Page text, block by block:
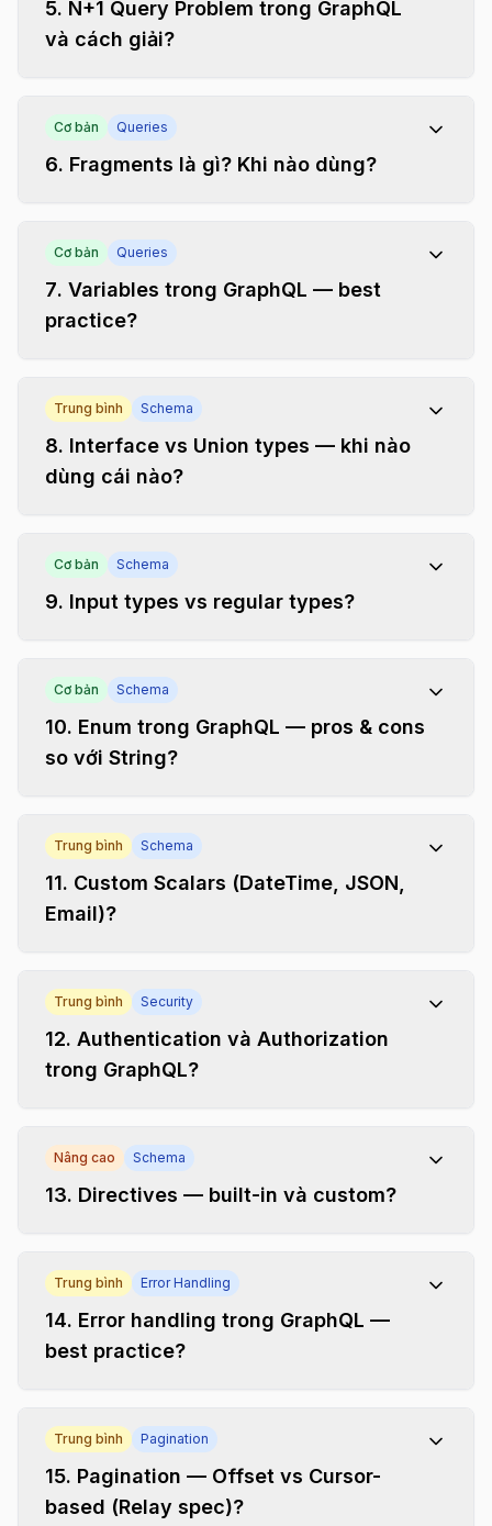
5. N+1 Query Problem trong GraphQL
và cách giải?
Cơ bản Queries
6. Fragments là gì? Khi nào dùng?
Cơ bản Queries
7. Variables trong GraphQL — best
practice?
Trung bình Schema
8. Interface vs Union types — khi nào
dùng cái nào?
Cơ bản Schema
9. Input types vs regular types?
Cơ bản Schema
10. Enum trong GraphQL — pros & cons
so với String?
Trung bình Schema
11. Custom Scalars (DateTime, JSON,
Email)?
Trung bình Security
12. Authentication và Authorization
trong GraphQL?
Nâng cao Schema
13. Directives — built-in và custom?
Trung bình Error Handling
14. Error handling trong GraphQL —
best practice?
Trung bình Pagination
15. Pagination — Offset vs Cursor-
based (Relay spec)?